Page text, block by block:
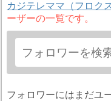
カジテレママ（フロク
ーザーの一覧です。
フォロワーにはまだユ